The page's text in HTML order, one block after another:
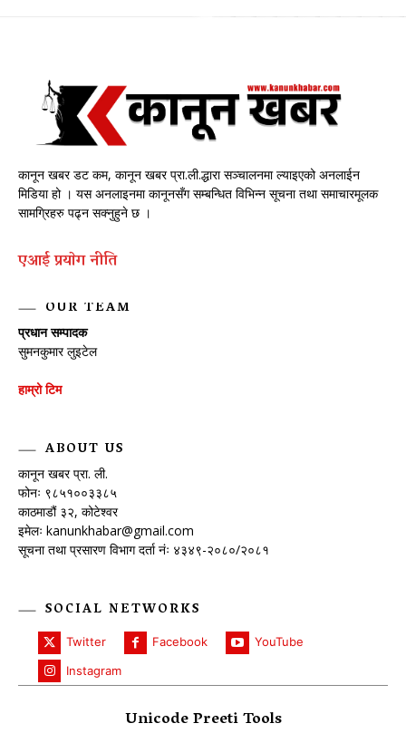
कानून खबर डट कम, कानून खबर प्रा.ली.द्धारा सञ्चालनमा ल्याइएको अनलाईन
मिडिया हो । यस अनलाइनमा कानूनसँग सम्बन्धित विभिन्न सूचना तथा समाचारमूलक
सामग्रिहरु पढ्न सक्नुहुने छ ।
एआई प्रयाेग नीति
OUR TEAM
प्रधान सम्पादक
सुमनकुमार लुइटेल
हाम्रो टिम
ABOUT US
कानून खबर प्रा. ली.
फोनः ९८५१००३३८५
काठमाडौं ३२, कोटेश्वर
इमेलः kanunkhabar@gmail.com
सूचना तथा प्रसारण विभाग दर्ता नंः ४३४९-२०८०/२०८१
SOCIAL NETWORKS
Twitter Facebook
YouTube
Instagram
Unicode Preeti Tools